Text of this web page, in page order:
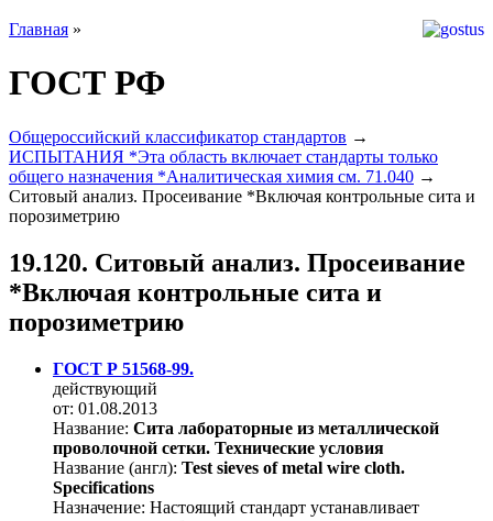
Главная »
ГОСТ РФ
Общероссийский классификатор стандартов →
ИСПЫТАНИЯ *Эта область включает стандарты только
общего назначения *Аналитическая химия см. 71.040 →
Ситовый анализ. Просеивание *Включая контрольные сита и
порозиметрию
19.120. Ситовый анализ. Просеивание
*Включая контрольные сита и
порозиметрию
ГОСТ Р 51568-99.
действующий
от: 01.08.2013
Название: Сита лабораторные из металлической
проволочной сетки. Технические условия
Название (англ): Test sieves of metal wire cloth.
Specifications
Назначение: Настоящий стандарт устанавливает